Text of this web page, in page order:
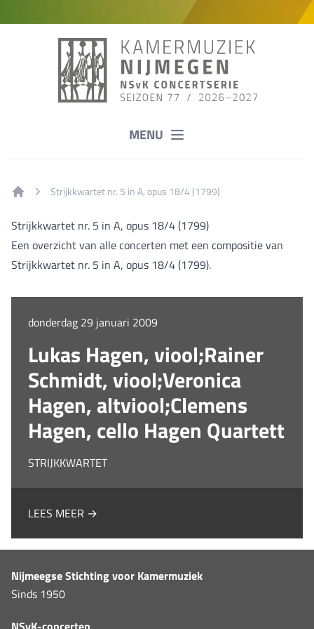
MENU
Strijkkwartet nr. 5 in A, opus 18/4 (1799)
Strijkkwartet nr. 5 in A, opus 18/4 (1799)
Een overzicht van alle concerten met een compositie van
Strijkkwartet nr. 5 in A, opus 18/4 (1799).
donderdag 29 januari 2009
Lukas Hagen, viool;Rainer
Schmidt, viool;Veronica
Hagen, altviool;Clemens
Hagen, cello Hagen Quartett
STRIJKKWARTET
LEES MEER →
Nijmeegse Stichting voor Kamermuziek
Sinds 1950